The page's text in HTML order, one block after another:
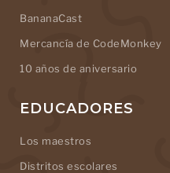
BananaCast
Mercancía de CodeMonkey
10 años de aniversario
EDUCADORES
Los maestros
Distritos escolares